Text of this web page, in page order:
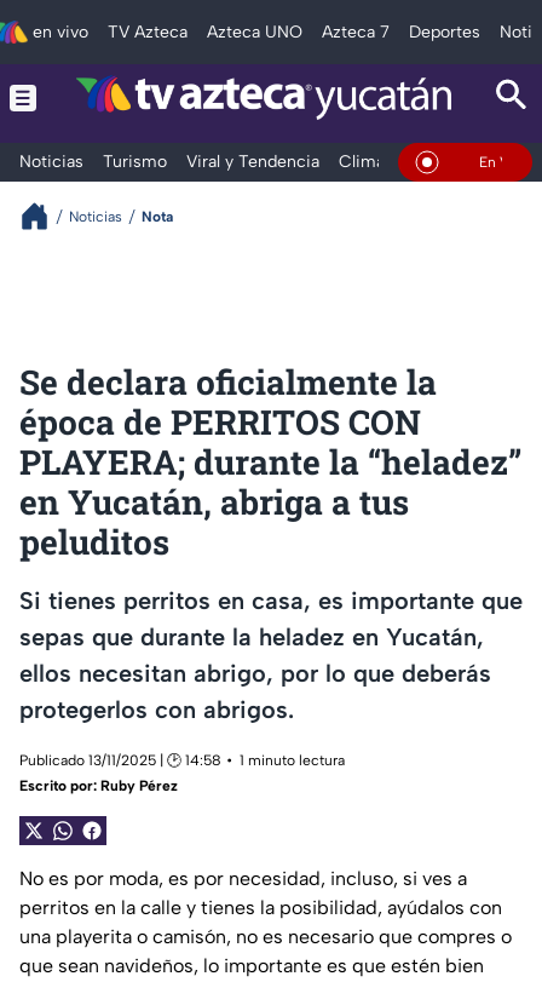
en vivo TV Azteca Azteca UNO Azteca 7 Deportes
Noticias Turismo Viral y Tendencia Clima Deportes En Vivo
Noticias Nota
Se declara oficialmente la
época de PERRITOS CON
PLAYERA; durante la “heladez”
en Yucatán, abriga a tus
peluditos
Si tienes perritos en casa, es importante que
sepas que durante la heladez en Yucatán,
ellos necesitan abrigo, por lo que deberás
protegerlos con abrigos.
Publicado 13/11/2025 | 🕑 14:58
1 minuto lectura
Escrito por: Ruby Pérez
No es por moda, es por necesidad, incluso, si ves a
perritos en la calle y tienes la posibilidad, ayúdalos con
una playerita o camisón, no es necesario que compres o
que sean navideños, lo importante es que estén bien